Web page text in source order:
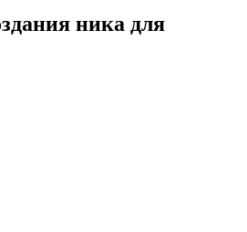
ника для